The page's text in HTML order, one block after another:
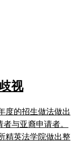
视
度的招生做法做出
与亚裔申请者。
精英法学院做出整